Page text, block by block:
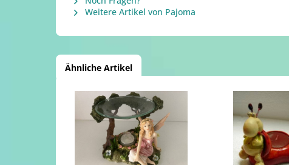
Weitere Artikel von Pajoma
Ähnliche Artikel